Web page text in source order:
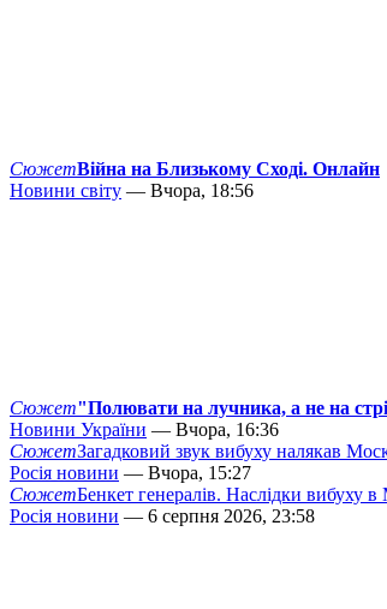
СюжетВійна на Близькому Сході. Онлайн
Новини світу — Вчора, 18:56
Сюжет"Полювати на лучника, а не на
Новини України — Вчора, 16:36
СюжетЗагадковий звук вибуху налякав
Росія новини — Вчора, 15:27
СюжетБенкет генералів. Наслідки вибуху в
Росія новини — 6 серпня 2026, 23:58